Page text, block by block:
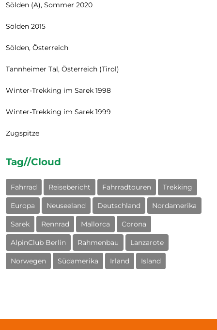
Sölden (A), Sommer 2020
Sölden 2015
Sölden, Österreich
Tannheimer Tal, Österreich (Tirol)
Winter-Trekking im Sarek 1998
Winter-Trekking im Sarek 1999
Zugspitze
Tag//Cloud
Fahrrad Reisebericht Fahrradtouren Trekking
Europa Neuseeland Deutschland Nordamerika
Sarek Rennrad Mallorca Corona
AlpinClub Berlin Rahmenbau Lanzarote
Norwegen Südamerika Irland Island